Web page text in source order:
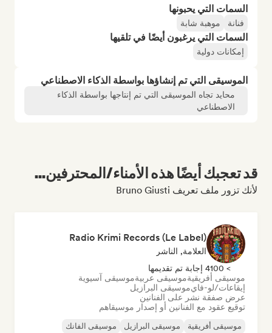
السمات التي يحبونها
فنانة موهبة شابة
السمات التي يرغبون أيضًا في تلقيها
إمكانات دولية
الموسيقى التي تم إنشاؤها بواسطة الذكاء الاصطناعي
محايد تجاه الموسيقى التي تم إنتاجها بواسطة الذكاء
الاصطناعي
قد تعجبك أيضًا هذه الأمناء/المحترفين...
لأنك تزور ملف تعريف Bruno Giusti
Radio Krimi Records (Le Label)
العلامة, الناشر
> 4100 إجابة تم تقديمها
موسيقى أفريقيةموسيقى عربيةموسيقى آسيوية
إيقاعات/لو-فايموسيقى البرازيل
عرض صفقة نشر على الفنانين
توقيع عقود مع الفنانين أو إصدار موسيقاهم
موسيقى أفريقية موسيقى البرازيل موسيقى الفانك